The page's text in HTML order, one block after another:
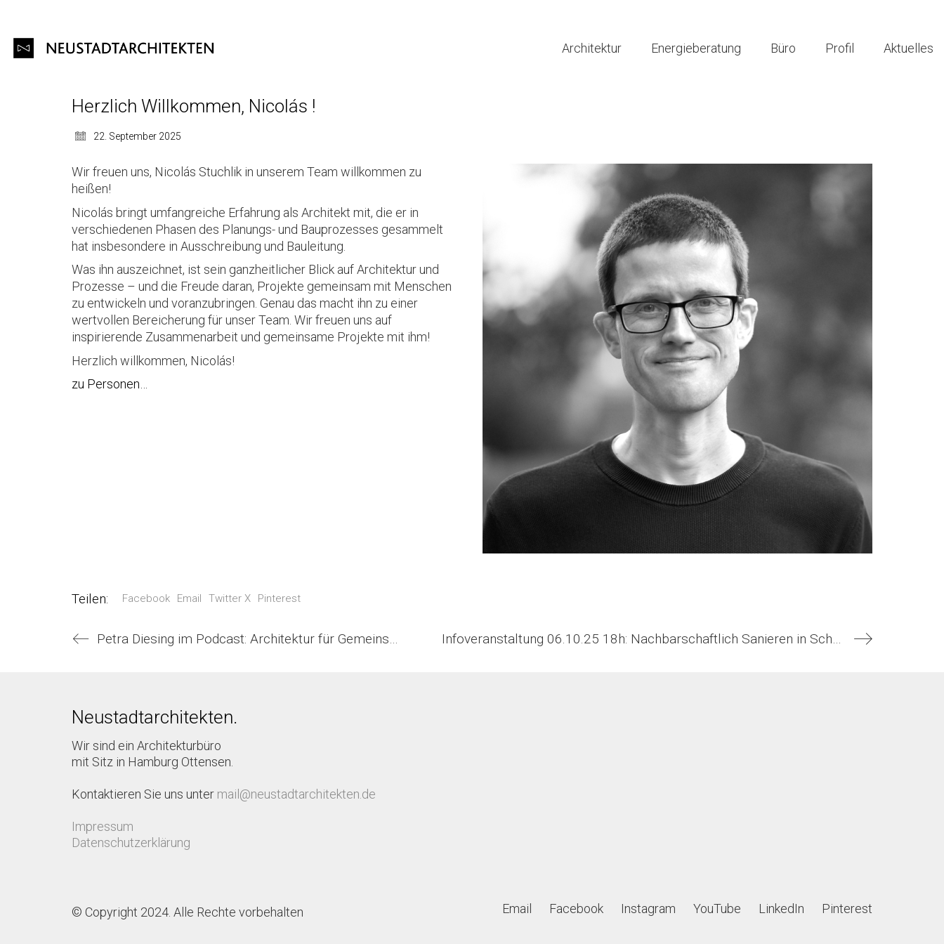
Architektur Energieberatung Büro Profil Aktuelles
Herzlich Willkommen, Nicolás !
22. September 2025
Wir freuen uns, Nicolás Stuchlik in unserem Team willkommen zu
heißen!
Nicolás bringt umfangreiche Erfahrung als Architekt mit, die er in
verschiedenen Phasen des Planungs- und Bauprozesses gesammelt
hat insbesondere in Ausschreibung und Bauleitung.
Was ihn auszeichnet, ist sein ganzheitlicher Blick auf Architektur und
Prozesse – und die Freude daran, Projekte gemeinsam mit Menschen
zu entwickeln und voranzubringen. Genau das macht ihn zu einer
wertvollen Bereicherung für unser Team. Wir freuen uns auf
inspirierende Zusammenarbeit und gemeinsame Projekte mit ihm!
Herzlich willkommen, Nicolás!
zu Personen…
Teilen: Facebook Email Twitter X Pinterest
Petra Diesing im Podcast: Architektur für Gemeinschaft Infoveranstaltung 06.10.25 18h: Nachbarschaftlich Sanieren in Schnelsen
Neustadtarchitekten.
Wir sind ein Architekturbüro
mit Sitz in Hamburg Ottensen.
Kontaktieren Sie uns unter mail@neustadtarchitekten.de
Impressum
Datenschutzerklärung
Email Facebook Instagram YouTube LinkedIn Pinterest
© Copyright 2024. Alle Rechte vorbehalten